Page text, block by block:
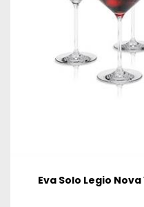
Eva Solo Legio